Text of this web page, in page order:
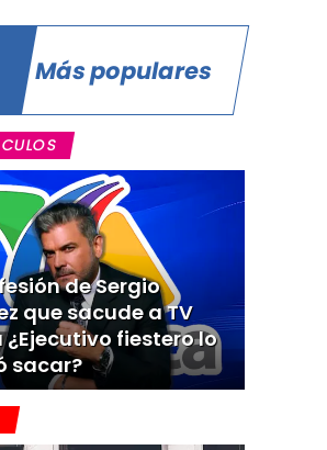
Más populares
de Sergio
que sacude a TV
¿Ejecutivo fiestero lo
sacar?